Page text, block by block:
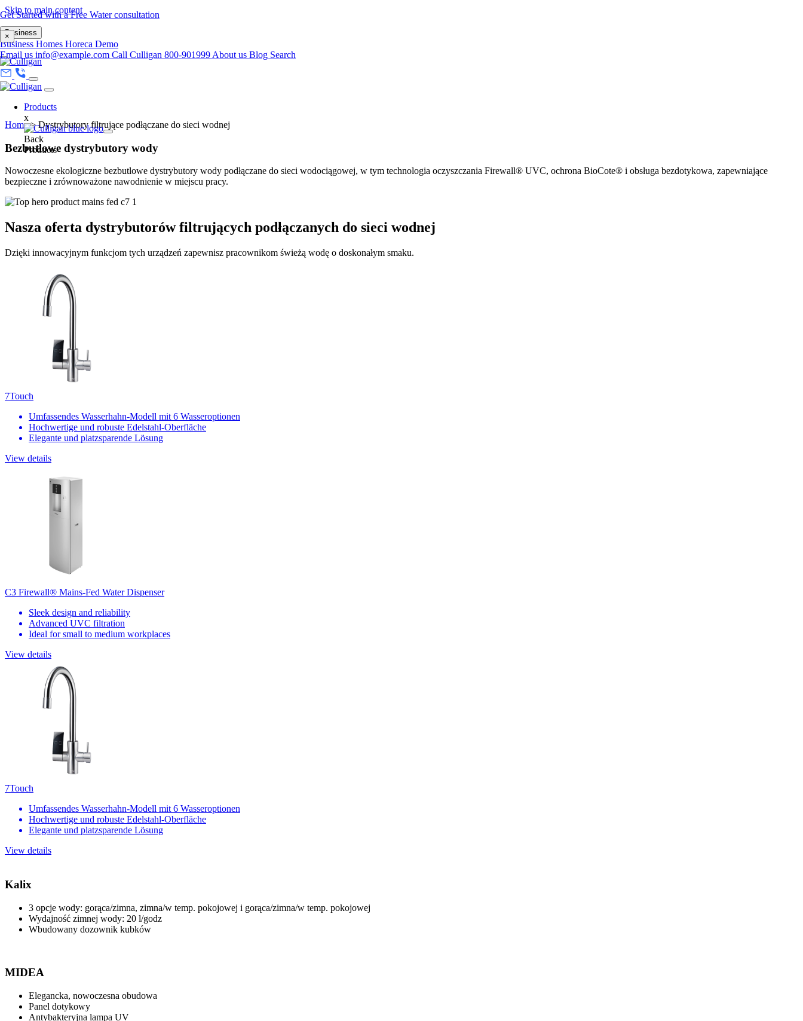
Skip to main content
Get Started with a Free Water consultation
×
Business
Business Homes Horeca Demo
Email us info@example.com Call Culligan 800-901999 About us Blog Search
Products
x
Back
Products
Home>Dystrybutory filtrujące podłączane do sieci wodnej
Bezbutlowe dystrybutory wody
Nowoczesne ekologiczne bezbutlowe dystrybutory wody podłączane do sieci wodociągowej, w tym technologia oczyszczania Firewall® UVC, ochrona BioCote® i obsługa bezdotykowa, zapewniające
bezpieczne i zrównoważone nawodnienie w miejscu pracy.
Nasza oferta dystrybutorów filtrujących podłączanych do sieci wodnej
Dzięki innowacyjnym funkcjom tych urządzeń zapewnisz pracownikom świeżą wodę o doskonałym smaku.
7Touch
Umfassendes Wasserhahn-Modell mit 6 Wasseroptionen
Hochwertige und robuste Edelstahl-Oberfläche
Elegante und platzsparende Lösung
View details
C3 Firewall® Mains-Fed Water Dispenser
Sleek design and reliability
Advanced UVC filtration
Ideal for small to medium workplaces
View details
7Touch
Umfassendes Wasserhahn-Modell mit 6 Wasseroptionen
Hochwertige und robuste Edelstahl-Oberfläche
Elegante und platzsparende Lösung
View details
Kalix
3 opcje wody: gorąca/zimna, zimna/w temp. pokojowej i gorąca/zimna/w temp. pokojowej
Wydajność zimnej wody: 20 l/godz
Wbudowany dozownik kubków
MIDEA
Elegancka, nowoczesna obudowa
Panel dotykowy
Antybakteryjna lampa UV